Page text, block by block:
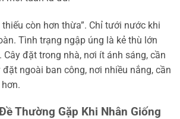
thiếu còn hơn thừa”. Chỉ tưới nước khi
Tình trạng ngập úng là kẻ thù lớn
Cây đặt trong nhà, nơi ít ánh sáng, cần
ngoài ban công, nơi nhiều nắng, cần
Thường Gặp Khi Nhân Giống